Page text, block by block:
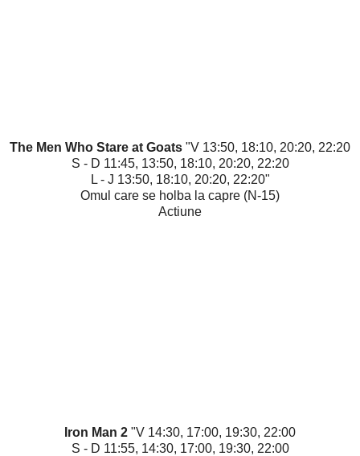
The Men Who Stare at Goats "V 13:50, 18:10, 20:20, 22:20
S - D 11:45, 13:50, 18:10, 20:20, 22:20
L - J 13:50, 18:10, 20:20, 22:20"
Omul care se holba la capre (N-15)
Actiune
Iron Man 2 "V 14:30, 17:00, 19:30, 22:00
S - D 11:55, 14:30, 17:00, 19:30, 22:00